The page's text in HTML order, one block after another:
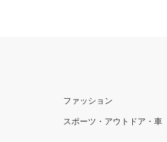
ファッション
スポーツ・アウトドア・車